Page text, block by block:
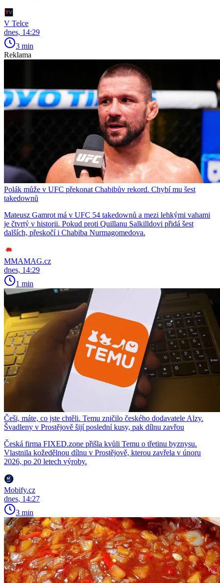
V Telce
dnes, 14:29
3 min
Reklama
Polák může v UFC překonat Chabibův rekord. Chybí mu šest
takedownů
Mateusz Gamrot má v UFC 54 takedownů a mezi lehkými vahami
je čtvrtý v historii. Pokud proti Quillanu Salkilldovi přidá šest
dalších, přeskočí i Chabiba Nurmagomedova.
MMAMAG.cz
dnes, 14:29
1 min
Češi, máte, co jste chtěli. Temu zničilo českého dodavatele Alzy.
Švadleny v Prostějově šijí poslední kusy, pak dílnu zavřou
Česká firma FIXED.zone přišla kvůli Temu o třetinu byznysu.
Vlastnila kožedělnou dílnu v Prostějově, kterou zavřela v únoru
2026, po 20 letech výroby.
Mobify.cz
dnes, 14:27
3 min